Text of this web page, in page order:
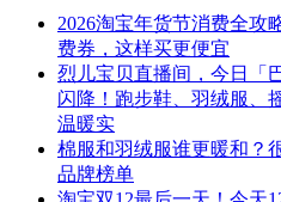
2026淘宝年货节消费全攻
费券，这样买更便宜
烈儿宝贝直播间，今日「
闪降！跑步鞋、羽绒服、
温暖实
棉服和羽绒服谁更暖和？
品牌榜单